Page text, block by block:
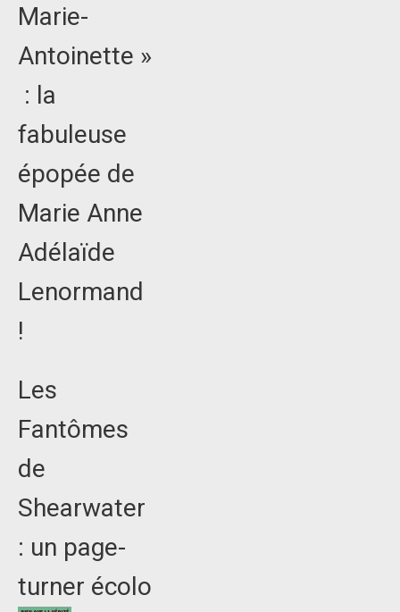
Marie-
Antoinette »
: la
fabuleuse
épopée de
Marie Anne
Adélaïde
Lenormand
!
Les
Fantômes
de
Shearwater
: un page-
turner écolo